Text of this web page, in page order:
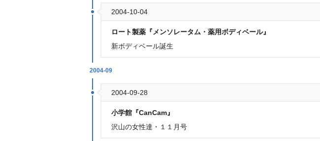
2004-10-04
ロート製薬『メンソレータム・薬用ボディベール』
新ボディベール誕生
2004-09
2004-09-28
小学館『CanCam』
沢山の女性達・１１月号